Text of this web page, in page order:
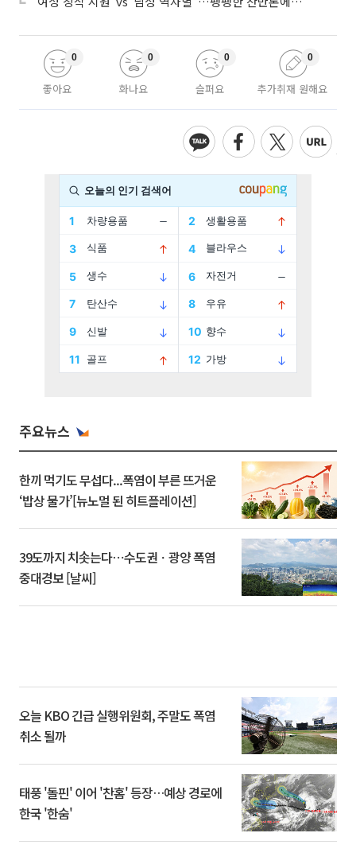
좋아요
0
화나요
0
슬퍼요
0
추가취재 원해요
0
주요뉴스
한끼 먹기도 무섭다...폭염이 부른 뜨거운
‘밥상 물가’[뉴노멀 된 히트플레이션]
39도까지 치솟는다⋯수도권ㆍ광양 폭염
중대경보 [날씨]
오늘 KBO 긴급 실행위원회, 주말도 폭염
취소 될까
태풍 '돌핀' 이어 '찬홈' 등장…예상 경로에
한국 '한숨'